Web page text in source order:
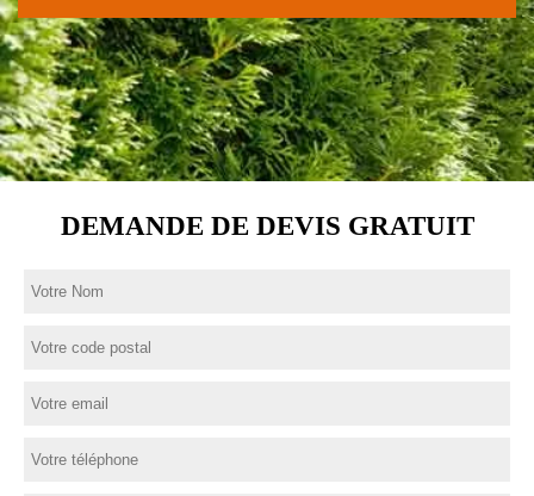
DEMANDE DE DEVIS GRATUIT